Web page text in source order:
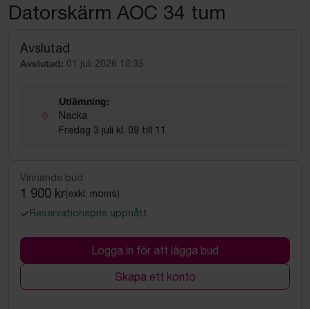
Datorskärm AOC 34 tum
Avslutad
Avslutad: 01 juli 2026 10:35
Utlämning:
Nacka
Fredag 3 juli kl. 09 till 11
Vinnande bud
1 900 kr(exkl. moms)
Reservationspris uppnått
Logga in för att lägga bud
Skapa ett konto